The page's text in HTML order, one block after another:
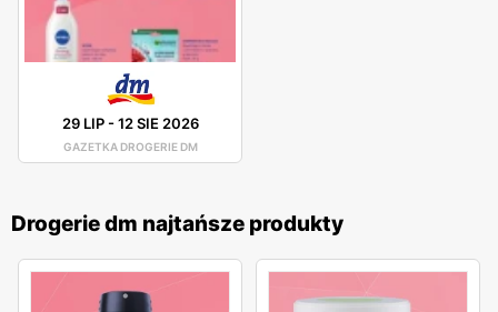
29 LIP-12 SIE 2026
GAZETKA DROGERIE DM
Drogerie dm najtańsze produkty